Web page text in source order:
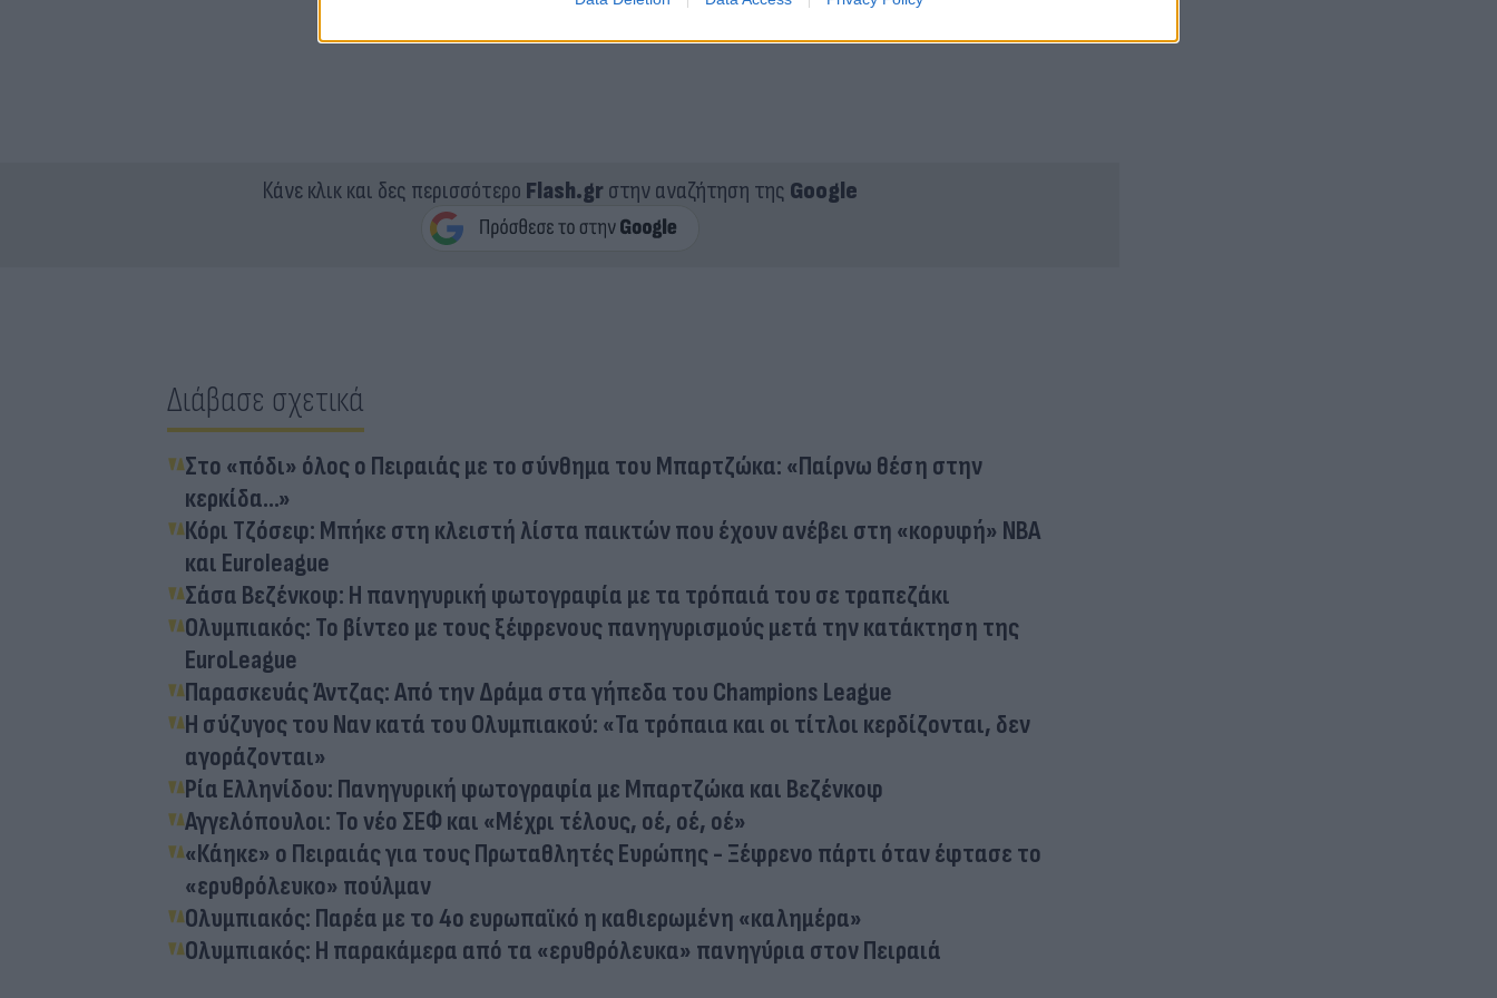
Κάνε κλικ και δες περισσότερο Flash.grστην αναζήτηση της Google
Διάβασε σχετικά
Στο «πόδι» όλος ο Πειραιάς με το σύνθημα του Μπαρτζώκα: «Παίρνω θέση στην
κερκίδα...»
Κόρι Τζόσεφ: Μπήκε στη κλειστή λίστα παικτών που έχουν ανέβει στη «κορυφή» NBA
και Euroleague
Σάσα Βεζένκοφ: Η πανηγυρική φωτογραφία με τα τρόπαιά του σε τραπεζάκι
Ολυμπιακός: Το βίντεο με τους ξέφρενους πανηγυρισμούς μετά την κατάκτηση της
EuroLeague
Παρασκευάς Άντζας: Από την Δράμα στα γήπεδα του Champions League
Η σύζυγος του Ναν κατά του Ολυμπιακού: «Τα τρόπαια και οι τίτλοι κερδίζονται, δεν
αγοράζονται»
Ρία Ελληνίδου: Πανηγυρική φωτογραφία με Μπαρτζώκα και Βεζένκοφ
Αγγελόπουλοι: Το νέο ΣΕΦ και «Μέχρι τέλους, οέ, οέ, οέ»
«Κάηκε» ο Πειραιάς για τους Πρωταθλητές Ευρώπης - Ξέφρενο πάρτι όταν έφτασε το
«ερυθρόλευκο» πούλμαν
Ολυμπιακός: Παρέα με το 4ο ευρωπαϊκό η καθιερωμένη «καλημέρα»
Ολυμπιακός: Η παρακάμερα από τα «ερυθρόλευκα» πανηγύρια στον Πειραιά